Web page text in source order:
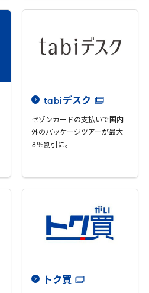
tabiデスク
セゾンカードの支払いで国内
外のパッケージツアーが最大
8 ％割引に。
トク買